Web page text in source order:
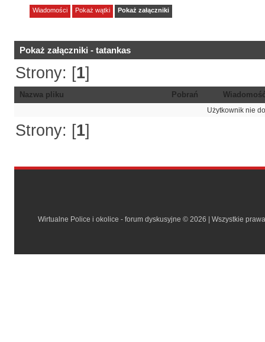
Wiadomości Pokaż wątki Pokaż załączniki
Pokaż załączniki - tatankas
Strony: [1]
Nazwa pliku Pobrań
Użytkownik nie
Strony: [1]
Wirtualne Police i okolice - forum dyskusyjne © 2026 | Wszystkie